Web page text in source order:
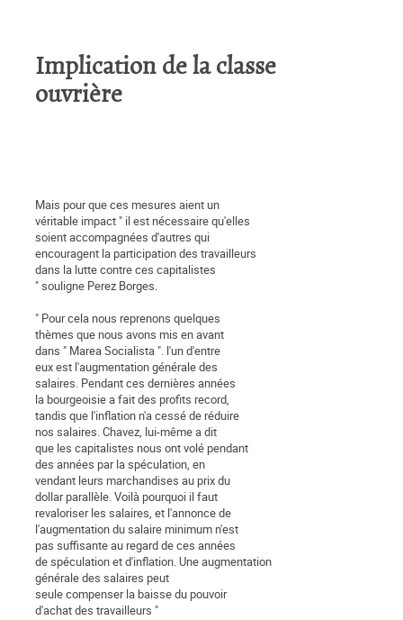
Implication de la classe
ouvrière
Mais pour que ces mesures aient un
véritable impact " il est nécessaire qu'elles
soient accompagnées d'autres qui
encouragent la participation des travailleurs
dans la lutte contre ces capitalistes
" souligne Perez Borges.
" Pour cela nous reprenons quelques
thèmes que nous avons mis en avant
dans " Marea Socialista ". l'un d'entre
eux est l'augmentation générale des
salaires. Pendant ces dernières années
la bourgeoisie a fait des profits record,
tandis que l'inflation n'a cessé de réduire
nos salaires. Chavez, lui-même a dit
que les capitalistes nous ont volé pendant
des années par la spéculation, en
vendant leurs marchandises au prix du
dollar parallèle. Voilà pourquoi il faut
revaloriser les salaires, et l'annonce de
l'augmentation du salaire minimum n'est
pas suffisante au regard de ces années
de spéculation et d'inflation. Une augmentation
générale des salaires peut
seule compenser la baisse du pouvoir
d'achat des travailleurs "